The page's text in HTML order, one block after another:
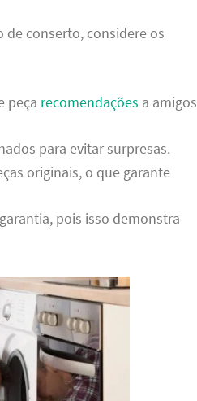
de conserto, considere os
peça recomendações a amigos
para evitar surpresas.
originais, o que garante
pois isso demonstra